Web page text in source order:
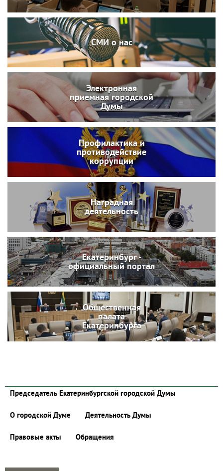
СМИ о нас
Электронная
приемная городской
Думы
Профилактика и
противодействие
коррупции
Наградная
деятельность
Екатеринбург -
официальный портал
Общественная
палата
Екатеринбурга
Председатель Екатеринбургской городской Думы
О городской Думе Деятельность Думы
Правовые акты Обращения